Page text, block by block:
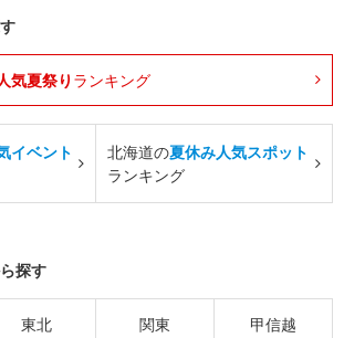
気夏祭り ランキング
イベント
北海道の夏休み人気スポット
ランキング
探す
東北 関東 甲信越